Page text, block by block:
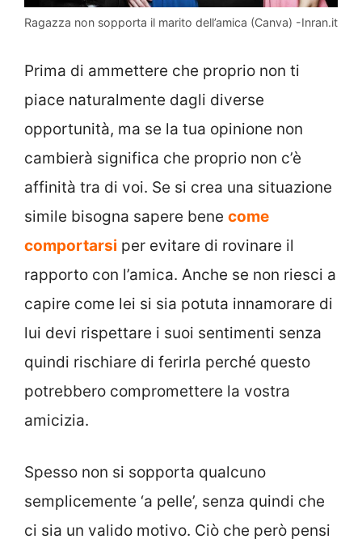
Ragazza non sopporta il marito dell’amica (Canva) -Inran.it
Prima di ammettere che proprio non ti
piace naturalmente dagli diverse
opportunità, ma se la tua opinione non
cambierà significa che proprio non c’è
affinità tra di voi. Se si crea una situazione
simile bisogna sapere bene come
comportarsi per evitare di rovinare il
rapporto con l’amica. Anche se non riesci a
capire come lei si sia potuta innamorare di
lui devi rispettare i suoi sentimenti senza
quindi rischiare di ferirla perché questo
potrebbero compromettere la vostra
amicizia.
Spesso non si sopporta qualcuno
semplicemente ‘a pelle’, senza quindi che
ci sia un valido motivo. Ciò che però pensi